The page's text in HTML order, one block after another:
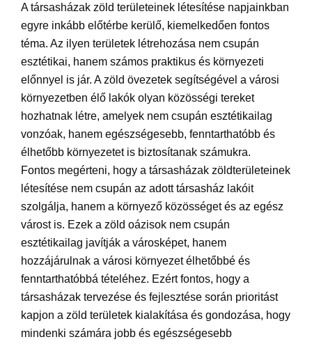
A társasházak zöld területeinek létesítése napjainkban
egyre inkább előtérbe kerülő, kiemelkedően fontos
téma. Az ilyen területek létrehozása nem csupán
esztétikai, hanem számos praktikus és környezeti
előnnyel is jár. A zöld övezetek segítségével a városi
környezetben élő lakók olyan közösségi tereket
hozhatnak létre, amelyek nem csupán esztétikailag
vonzóak, hanem egészségesebb, fenntarthatóbb és
élhetőbb környezetet is biztosítanak számukra.
Fontos megérteni, hogy a társasházak zöldterületeinek
létesítése nem csupán az adott társasház lakóit
szolgálja, hanem a környező közösséget és az egész
várost is. Ezek a zöld oázisok nem csupán
esztétikailag javítják a városképet, hanem
hozzájárulnak a városi környezet élhetőbbé és
fenntarthatóbbá tételéhez. Ezért fontos, hogy a
társasházak tervezése és fejlesztése során prioritást
kapjon a zöld területek kialakítása és gondozása, hogy
mindenki számára jobb és egészségesebb